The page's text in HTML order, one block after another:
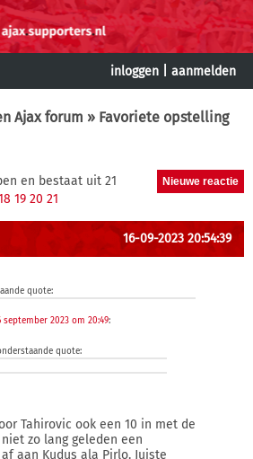
inloggen aanmelden
Ajax forum » Favoriete opstelling
en bestaat uit 21
19 20 21
16-09-2023 20:54:39
quote:
september 2023 om 20:49:
quote:
Tahirovic ook een 10 in met de
zo lang geleden een
aan Kudus ala Pirlo. Juiste